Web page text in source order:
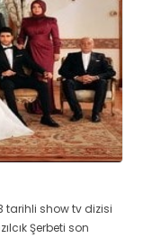
tarihli show tv dizisi
Şerbeti son